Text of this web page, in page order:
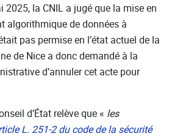
2025, la CNIL a jugé que la mise en
algorithmique de données à
pas permise en l’état actuel de la
de Nice a donc demandé à la
d’annuler cet acte pour
d’État relève que « les
L. 251-2 du code de la sécurité